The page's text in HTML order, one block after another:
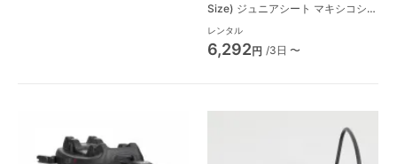
Size) ジュニアシート マキシコシ
(Maxi-Cosi)
レンタル
6,292円 /3日 〜